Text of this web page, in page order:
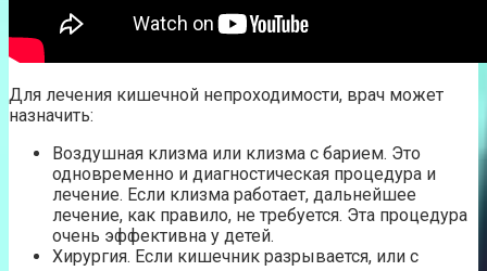
Для лечения кишечной непроходимости, врач может
назначить:
Воздушная клизма или клизма с барием. Это
одновременно и диагностическая процедура и
лечение. Если клизма работает, дальнейшее
лечение, как правило, не требуется. Эта процедура
очень эффективна у детей.
Хирургия. Если кишечник разрывается, или с